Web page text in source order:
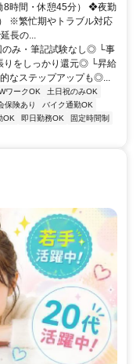
8時間・休憩45分） ❖夜勤
※繁忙期やトラブル対応
長の...
のみ・筆記試験なし◎ └事
りをしっかり還元◎ └昇給
なステップアップも◎...
ワークOK
土日祝のみOK
保険あり
バイク通勤OK
OK 即日勤務OK
固定時間制